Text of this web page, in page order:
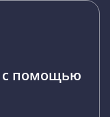
с помощью